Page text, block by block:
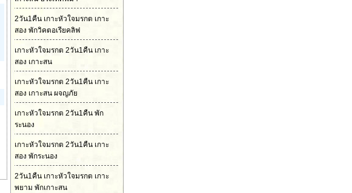
2วัน1คืน เกาะหัวใจมรกต เกาะ
สอง พักวิคตอเรียคลิฟ
เกาะหัวใจมรกต 2วัน1คืน เกาะ
สอง เกาะสน
เกาะหัวใจมรกต 2วัน1คืน เกาะ
สอง เกาะสน ผจญภัย
เกาะหัวใจมรกต 2วัน1คืน พัก
ระนอง
เกาะหัวใจมรกต 2วัน1คืน เกาะ
สอง พักระนอง
2วัน1คืน เกาะหัวใจมรกต เกาะ
พยาม พักเกาะสน